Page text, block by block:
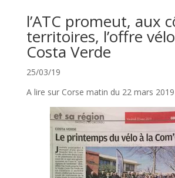
l’ATC promeut, aux
territoires, l’offre
Costa Verde
25/03/19
A lire sur Corse matin du 22 mars 2019